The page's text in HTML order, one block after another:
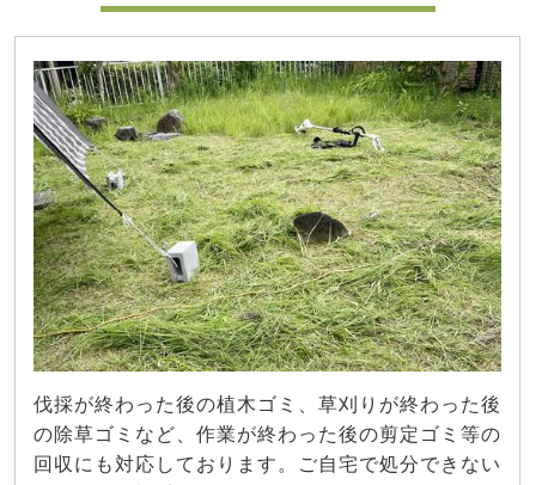
伐採が終わった後の植木ゴミ、草刈りが終わった後
の除草ゴミなど、作業が終わった後の剪定ゴミ等の
回収にも対応しております。ご自宅で処分できない